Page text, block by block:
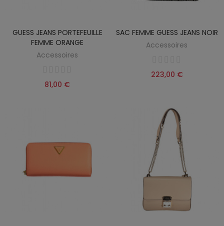
GUESS JEANS PORTEFEUILLE
FEMME ORANGE
Accessoires
81,00 €
SAC FEMME GUESS JEANS NOIR
Accessoires
223,00 €